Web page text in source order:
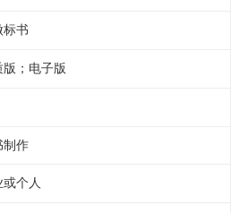
标书
版；电子版
制作
或个人